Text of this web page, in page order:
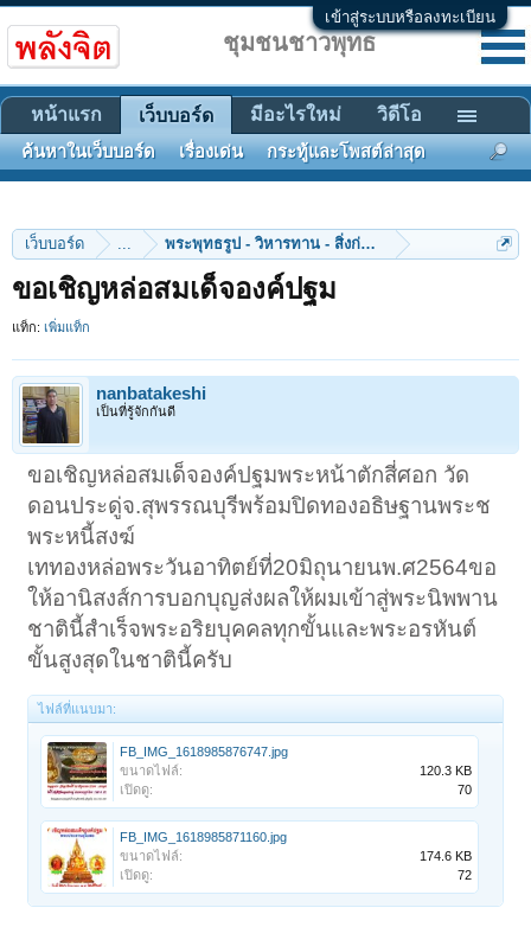
เข้าสู่ระบบหรือลงทะเบียน
เว็บบอร์ด ... พระพุทธรูป - วิหารทาน - สิ่งก่อสร้าง
ขอเชิญหล่อสมเด็จองค์ปฐม
แท็ก: เพิ่มแท็ก
nanbatakeshi
เป็นที่รู้จักกันดี
ขอเชิญหล่อสมเด็จองค์ปฐมพระหน้าตักสี่ศอก วัด
ดอนประดู่จ.สุพรรณบุรีพร้อมปิดทองอธิษฐานพระช
พระหนี้สงฆ์
เททองหล่อพระวันอาทิตย์ที่20มิถุนายนพ.ศ2564ขอ
ให้อานิสงส์การบอกบุญส่งผลให้ผมเข้าสู่พระนิพพาน
ชาตินี้สำเร็จพระอริยบุคคลทุกขั้นและพระอรหันต์
ขั้นสูงสุดในชาตินี้ครับ
ไฟล์ที่แนบมา:
FB_IMG_1618985876747.jpg
ขนาดไฟล์:
120.3 KB
เปิดดู:
70
FB_IMG_1618985871160.jpg
ขนาดไฟล์:
174.6 KB
เปิดดู:
72
ชุมชนชาวพุทธ
หน้าแรก เว็บบอร์ด
ค้นหาในเว็บบอร์ด เรื่องเด่น กระทู้และโพสต์ล่าสุด
มีอะไรใหม่ วิดีโอ